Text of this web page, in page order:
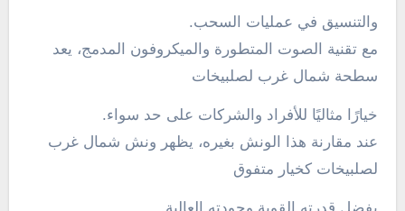
والتنسيق في عمليات السحب.
مع تقنية الصوت المتطورة والميكروفون المدمج، يعد
سطحة شمال غرب لصلبيخات
خيارًا مثاليًا للأفراد والشركات على حد سواء.
عند مقارنة هذا الونش بغيره، يظهر ونش شمال غرب
لصلبيخات كخيار متفوق